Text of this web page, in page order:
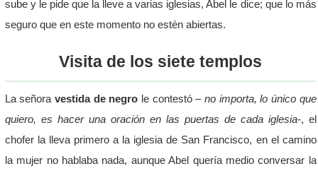
sube y le pide que la lleve a varias iglesias, Abel le dice; que lo más
seguro que en este momento no estén abiertas.
Visita de los siete templos
La señoravestida de negro le contestó– no importa, lo único que
quiero, es hacer una oración en las puertas de cada iglesia-, el
chofer la lleva primero a la iglesia de San Francisco, en el camino
la mujer no hablaba nada, aunque Abel quería medio conversar la